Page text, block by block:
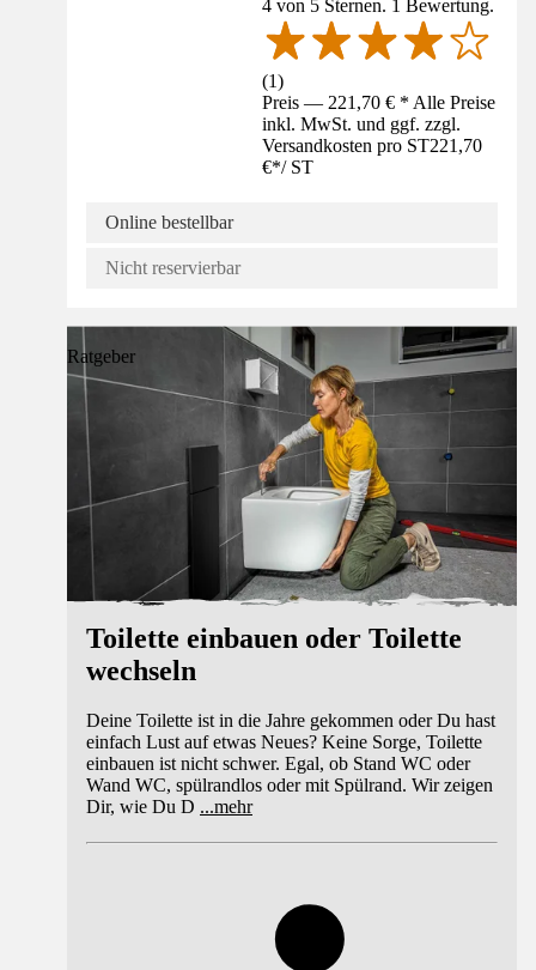
4 von 5 Sternen. 1 Bewertung.
(1)
Preis — 221,70 € * Alle Preise
inkl. MwSt. und ggf. zzgl.
Versandkosten pro ST221,70
€*/ ST
Online bestellbar
Nicht reservierbar
Ratgeber
Toilette einbauen oder Toilette
wechseln
Deine Toilette ist in die Jahre gekommen oder Du hast
einfach Lust auf etwas Neues? Keine Sorge, Toilette
einbauen ist nicht schwer. Egal, ob Stand WC oder
Wand WC, spülrandlos oder mit Spülrand. Wir zeigen
Dir, wie Du D ...mehr